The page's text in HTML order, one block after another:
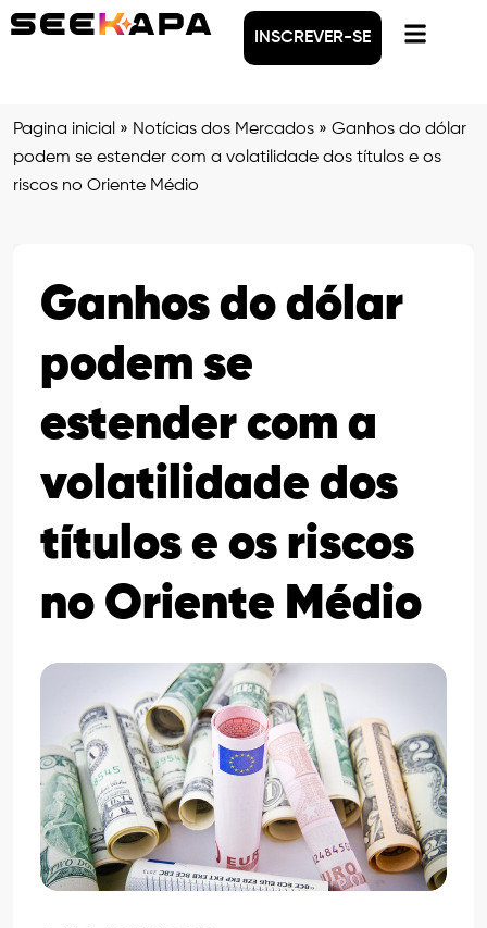
INSCREVER-SE
Pagina inicial » Notícias dos Mercados » Ganhos do dólar
podem se estender com a volatilidade dos títulos e os
riscos no Oriente Médio
Ganhos do dólar
podem se
estender com a
volatilidade dos
títulos e os riscos
no Oriente Médio